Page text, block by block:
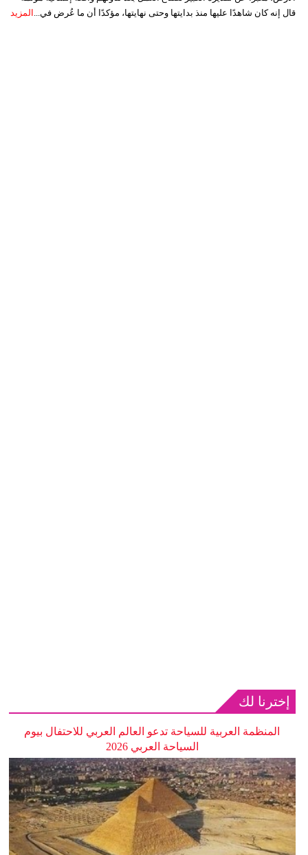
قال إنه كان شاهدًا عليها منذ بدايتها وحتى نهايتها، مؤكدًا أن ما عُرض في... المزيد
إخترنا لك
المنظمة العربية للسياحة تدعو العالم العربي للاحتفال بيوم
السياحة العربي 2026